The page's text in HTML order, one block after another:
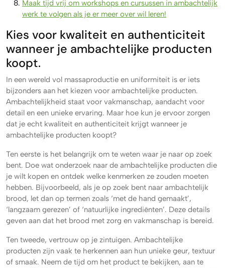
Maak tijd vrij om workshops en cursussen in ambachtelijk
werk te volgen als je er meer over wil leren!
Kies voor kwaliteit en authenticiteit
wanneer je ambachtelijke producten
koopt.
In een wereld vol massaproductie en uniformiteit is er iets
bijzonders aan het kiezen voor ambachtelijke producten.
Ambachtelijkheid staat voor vakmanschap, aandacht voor
detail en een unieke ervaring. Maar hoe kun je ervoor zorgen
dat je echt kwaliteit en authenticiteit krijgt wanneer je
ambachtelijke producten koopt?
Ten eerste is het belangrijk om te weten waar je naar op zoek
bent. Doe wat onderzoek naar de ambachtelijke producten die
je wilt kopen en ontdek welke kenmerken ze zouden moeten
hebben. Bijvoorbeeld, als je op zoek bent naar ambachtelijk
brood, let dan op termen zoals ‘met de hand gemaakt’,
‘langzaam gerezen’ of ‘natuurlijke ingrediënten’. Deze details
geven aan dat het brood met zorg en vakmanschap is bereid.
Ten tweede, vertrouw op je zintuigen. Ambachtelijke
producten zijn vaak te herkennen aan hun unieke geur, textuur
of smaak. Neem de tijd om het product te bekijken, aan te